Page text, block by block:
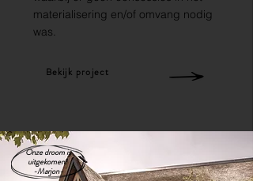
materialisering en/of omvang nodig
was.
Bekijk project
Onze droom is
uitgekomen!
-Marjon-